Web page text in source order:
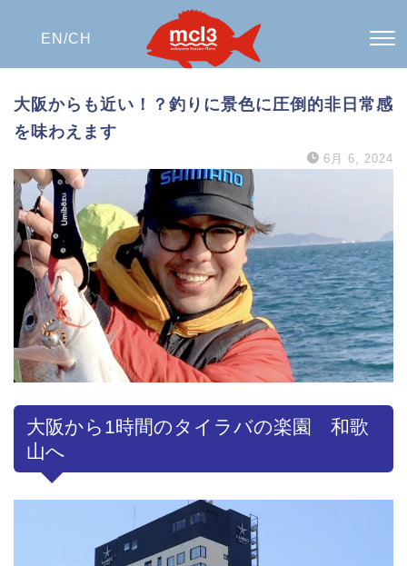
EN/CH
大阪からも近い！？釣りに景色に圧倒的非日常感
を味わえます
6月 6, 2024
大阪から1時間のタイラバの楽園 和歌
山へ